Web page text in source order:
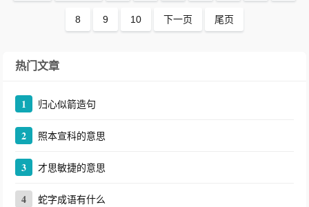
8 9 10 下一页 尾页
热门文章
1 归心似箭造句
2 照本宣科的意思
3 才思敏捷的意思
4 蛇字成语有什么